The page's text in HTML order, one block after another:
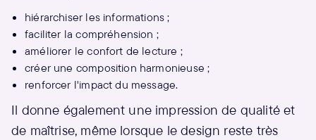
hiérarchiser les informations ;
faciliter la compréhension ;
améliorer le confort de lecture ;
créer une composition harmonieuse ;
renforcer l'impact du message.
Il donne également une impression de qualité et
de maîtrise, même lorsque le design reste très